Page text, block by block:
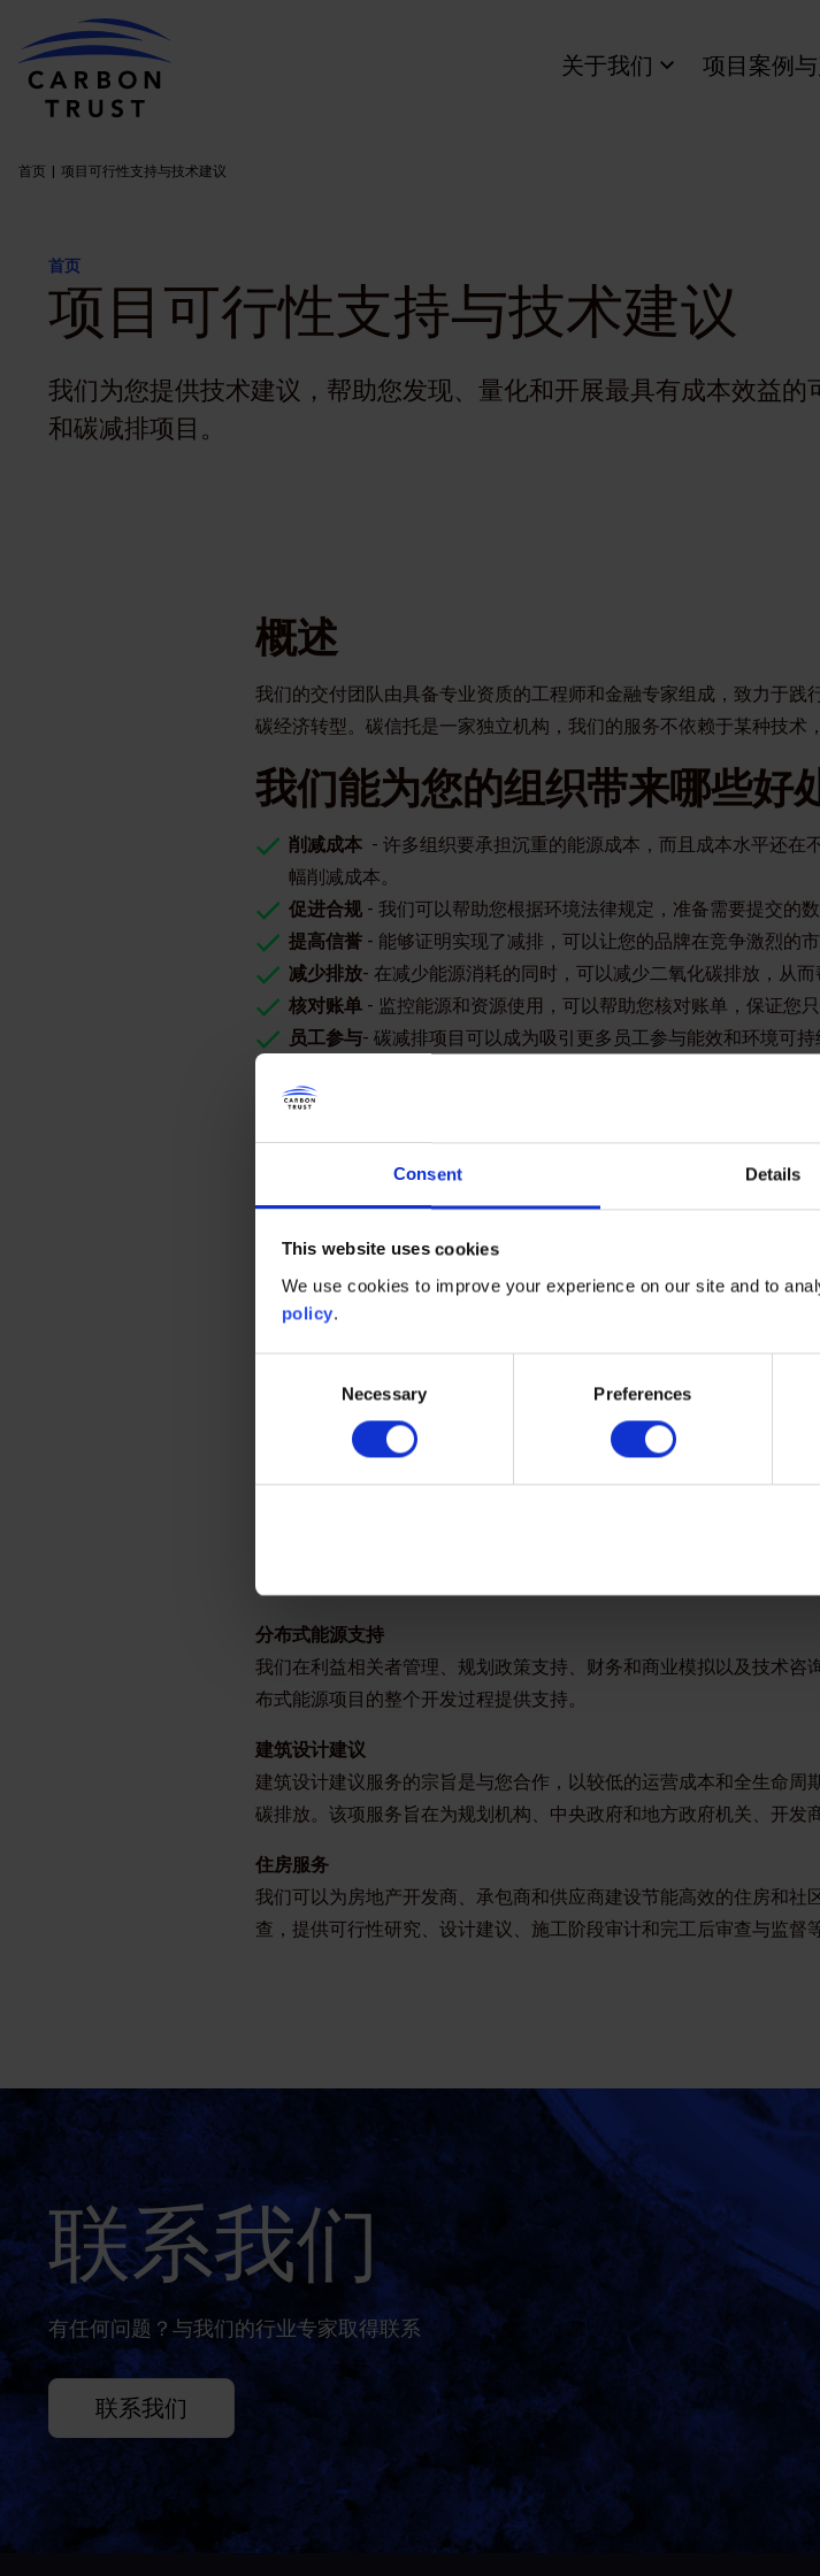
Consent Details
This website uses cookies
We use cookies to improve your experience on our site and to
policy.
Necessary Preferences
关于我们 项目案例
首页 项目可行性支持与技术建议
首页
项目可行性支持与技术建议
我们为您提供技术建议，帮助您发现、量化和开展最具有成本效益的
和碳减排项目。
概述
我们的交付团队由具备专业资质的工程师和金融专家组成，致力于
碳经济转型。碳信托是一家独立机构，我们的服务不依赖于某种技术
我们能为您的组织带来哪些好
削减成本 - 许多组织要承担沉重的能源成本，而且成本水平还在
幅削减成本。
促进合规 - 我们可以帮助您根据环境法律规定，准备需要提交的数
提高信誉 - 能够证明实现了减排，可以让您的品牌在竞争激烈的市
减少排放- 在减少能源消耗的同时，可以减少二氧化碳排放，从而
核对账单 - 监控能源和资源使用，可以帮助您核对账单，保证您
员工参与- 碳减排项目可以成为吸引更多员工参与能效和环境可持
我们能提供哪些帮助
现场勘查和能源审计
碳信托将委派经验丰富的工程师检查您的建筑，并推荐回报最高、碳
能源管理服务
我们将收集您的能源计量数据，用专业软件显示您消耗能源的方式和
分析，发现具体问题，确定减少能源消耗的机会，并为您提供实施建
ISO 50001服务
级别评估。我们致力于评估技术的全生命周期成本，进行生命周期成
分布式能源支持
我们在利益相关者管理、规划政策支持、财务和商业模拟以及技术咨
布式能源项目的整个开发过程提供支持。
建筑设计建议
建筑设计建议服务的宗旨是与您合作，以较低的运营成本和全生命周
碳排放。该项服务旨在为规划机构、中央政府和地方政府机关、开发
住房服务
我们可以为房地产开发商、承包商和供应商建设节能高效的住房和社
查，提供可行性研究、设计建议、施工阶段审计和完工后审查与监督
联系我们
有任何问题？与我们的行业专家取得联系
联系我们